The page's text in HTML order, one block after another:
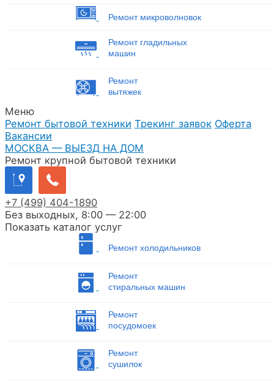
Ремонт микроволновок
Ремонт гладильных
машин
Ремонт
вытяжек
Меню
Ремонт бытовой техники Трекинг заявок Оферта
Вакансии
МОСКВА — ВЫЕЗД НА ДОМ
Ремонт крупной бытовой техники
+7 (499) 404-1890
Без выходных, 8:00 — 22:00
Показать каталог услуг
Ремонт холодильников
Ремонт
стиральных машин
Ремонт
посудомоек
Ремонт
сушилок